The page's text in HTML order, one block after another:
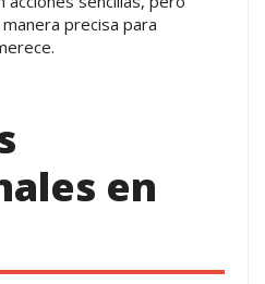
precisa para
en